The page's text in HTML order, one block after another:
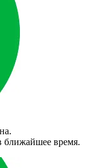
время.